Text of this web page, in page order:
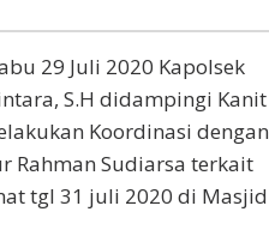
29 Juli 2020 Kapolsek
S.H didampingi Kanit
Koordinasi dengan
Rahman Sudiarsa terkait
tgl 31 juli 2020 di Masjid